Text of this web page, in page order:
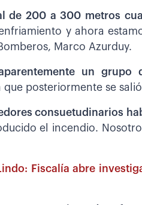
de 200 a 300 metros
y ahora
Marco Azurduy.
un grupo
posteriormente se
consuetudinarios
el incendio.
Fiscalía abre